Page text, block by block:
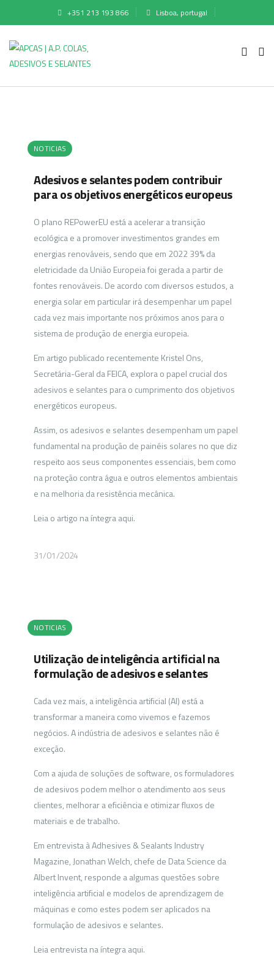
+351 213 193 866 Lisboa, portugal
NOTICIAS
Adesivos e selantes podem contribuir
para os objetivos energéticos europeus
O plano REPowerEU está a acelerar a transição
ecológica e a promover investimentos grandes em
energias renováveis, sendo que em 2022 39% da
eletricidade da União Europeia foi gerada a partir de
fontes renováveis. De acordo com diversos estudos, a
energia solar em particular irá desempenhar um papel
cada vez mais importante nos próximos anos para o
sistema de produção de energia europeia.
Em artigo publicado recentemente Kristel Ons,
Secretária-Geral da FEICA, explora o papel crucial dos
adesivos e selantes para o cumprimento dos objetivos
energéticos europeus.
Assim, os adesivos e selantes desempenham um papel
fundamental na produção de painéis solares no que diz
respeito aos seus componentes essenciais, bem como
na proteção contra água e outros elementos ambientais
e na melhoria da resistência mecânica.
Leia o artigo na íntegra aqui.
31/01/2024
NOTICIAS
Utilização de inteligência artificial na
formulação de adesivos e selantes
Cada vez mais, a inteligência artificial (AI) está a
transformar a maneira como vivemos e fazemos
negócios. A indústria de adesivos e selantes não é
exceção.
Com a ajuda de soluções de software, os formuladores
de adesivos podem melhor o atendimento aos seus
clientes, melhorar a eficiência e otimizar fluxos de
materiais e de trabalho.
Em entrevista à Adhesives & Sealants Industry
Magazine, Jonathan Welch, chefe de Data Science da
Albert Invent, responde a algumas questões sobre
inteligência artificial e modelos de aprendizagem de
máquinas e como estes podem ser aplicados na
formulação de adesivos e selantes.
Leia entrevista na íntegra aqui.